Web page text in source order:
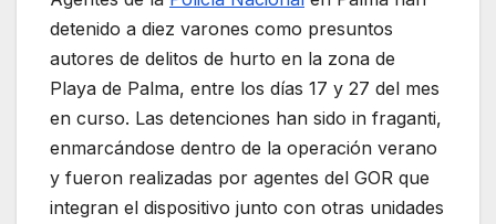
detenido a diez varones como presuntos
autores de delitos de hurto en la zona de
Playa de Palma, entre los días 17 y 27 del mes
en curso. Las detenciones han sido in fraganti,
enmarcándose dentro de la operación verano
y fueron realizadas por agentes del GOR que
integran el dispositivo junto con otras unidades